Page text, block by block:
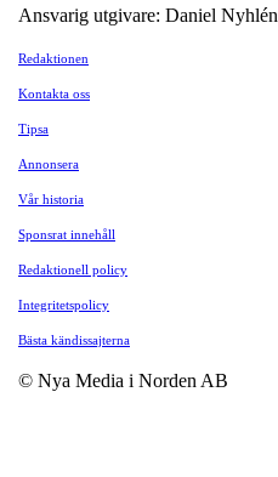
Ansvarig utgivare: Daniel Nyhlén
Redaktionen
Kontakta oss
Tipsa
Annonsera
Vår historia
Sponsrat innehåll
Redaktionell policy
Integritetspolicy
Bästa kändissajterna
© Nya Media i Norden AB